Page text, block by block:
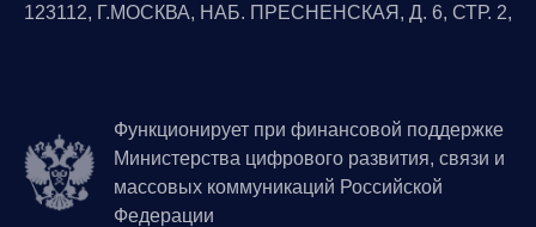
123112, Г.МОСКВА, НАБ. ПРЕСНЕНСКАЯ, Д. 6, СТР. 2,
Функционирует при финансовой поддержке
Министерства цифрового развития, связи и
массовых коммуникаций Российской
Федерации